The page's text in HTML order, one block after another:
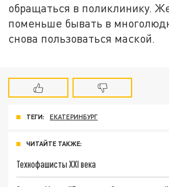
обращаться в поликлинику.
поменьше бывать в
снова пользоваться маской.
ТЕГИ: ЕКАТЕРИНБУРГ
ЧИТАЙТЕ ТАКЖЕ:
Технофашисты XXI века